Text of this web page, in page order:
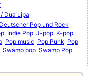
Dua Lipa
Deutscher Pop und Rock
Indie Pop J-pop K-pop
Pop music Pop Punk Pop
Swamp pop Swamp Pop